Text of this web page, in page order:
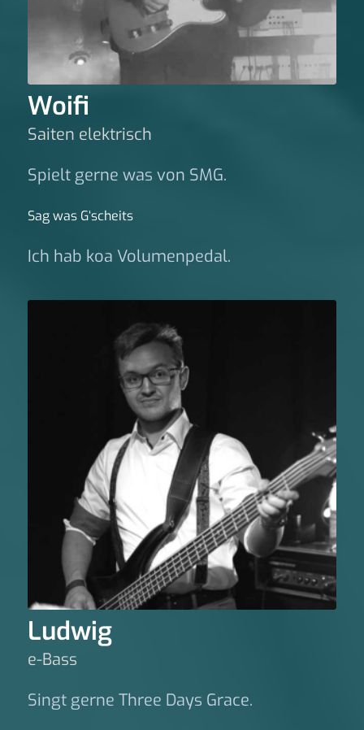
Woifi
Saiten elektrisch
Spielt gerne was von SMG.
Sag was G‘scheits
Ich hab koa Volumenpedal.
Ludwig
e-Bass
Singt gerne Three Days Grace.